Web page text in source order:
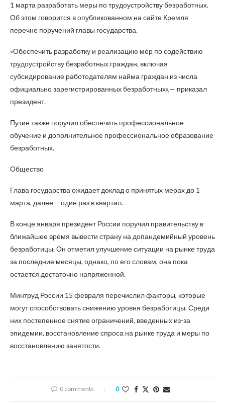
1 марта разработать меры по трудоустройству безработных.
Об этом говорится в опубликованном на сайте Кремля
перечне поручений главы государства.
«Обеспечить разработку и реализацию мер по содействию
трудоустройству безработных граждан, включая
субсидирование работодателям найма граждан из числа
официально зарегистрированных безработных»,— приказал
президент.
Путин также поручил обеспечить профессиональное
обучение и дополнительное профессиональное образование
безработных.
Общество
Глава государства ожидает доклад о принятых мерах до 1
марта, далее— один раз в квартал.
В конце января президент России поручил правительству в
ближайшее время вывести страну на допандемийный уровень
безработицы. Он отметил улучшение ситуации на рынке труда
за последние месяцы, однако, по его словам, она пока
остается достаточно напряженной.
Минтруд России 15 февраля перечислил факторы, которые
могут способствовать снижению уровня безработицы. Среди
них постепенное снятие ограничений, введенных из-за
эпидемии, восстановление спроса на рынке труда и меры по
восстановлению занятости.
0 comments 0